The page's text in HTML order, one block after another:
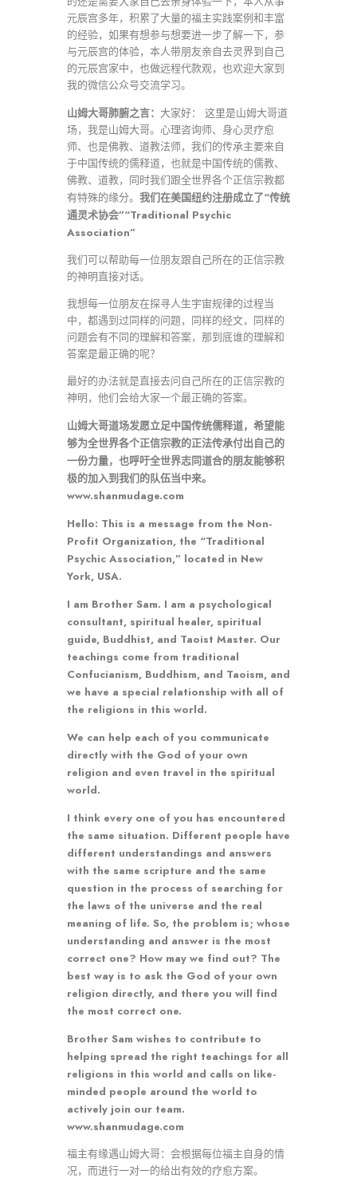
元辰宫多年，积累了大量的福主实践案例和丰富
的经验，如果有想参与想要进一步了解一下，参
与元辰宫的体验，本人带朋友亲自去灵界到自己
的元辰宫家中，也做远程代款观，也欢迎大家到
我的微信公众号交流学习。
山姆大哥肺腑之言： 大家好： 这里是山姆大哥道
场，我是山姆大哥。心理咨询师、身心灵疗愈
师、也是佛教、道教法师，我们的传承主要来自
于中国传统的儒释道，也就是中国传统的儒教、
佛教、道教，同时我们跟全世界各个正信宗教都
有特殊的缘分。 我们在美国纽约注册成立了“传统
通灵术协会”“Traditional Psychic
Association”
我们可以帮助每一位朋友跟自己所在的正信宗教
的神明直接对话。
我想每一位朋友在探寻人生宇宙规律的过程当
中，都遇到过同样的问题，同样的经文，同样的
问题会有不同的理解和答案，那到底谁的理解和
答案是最正确的呢？
最好的办法就是直接去问自己所在的正信宗教的
神明，他们会给大家一个最正确的答案。
山姆大哥道场发愿立足中国传统儒释道，希望能
够为全世界各个正信宗教的正法传承付出自己的
一份力量，也呼吁全世界志同道合的朋友能够积
极的加入到我们的队伍当中来。
www.shanmudage.com
Hello: This is a message from the Non-
Profit Organization, the “Traditional
Psychic Association,” located in New
York, USA.
I am Brother Sam. I am a psychological
consultant, spiritual healer, spiritual
guide, Buddhist, and Taoist Master. Our
teachings come from traditional
Confucianism, Buddhism, and Taoism, and
we have a special relationship with all of
the religions in this world.
We can help each of you communicate
directly with the God of your own
religion and even travel in the spiritual
world.
I think every one of you has encountered
the same situation. Different people have
different understandings and answers
with the same scripture and the same
question in the process of searching for
the laws of the universe and the real
meaning of life. So, the problem is; whose
understanding and answer is the most
correct one? How may we find out? The
best way is to ask the God of your own
religion directly, and there you will find
the most correct one.
Brother Sam wishes to contribute to
helping spread the right teachings for all
religions in this world and calls on like-
minded people around the world to
actively join our team.
www.shanmudage.com
福主有缘遇山姆大哥：会根据每位福主自身的情
况，而进行一对一的给出有效的疗愈方案。